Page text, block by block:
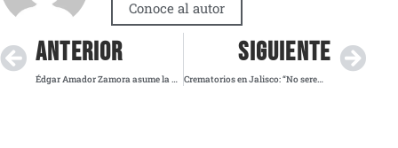
Conoce al autor
ANTERIOR
Édgar Amador Zamora asume la SHCP en México con el respaldo unánime de la Cámara de Diputados
SIGUIENTE
Crematorios en Jalisco: “No seremos tapadera de nadie”, advierte Castañeda